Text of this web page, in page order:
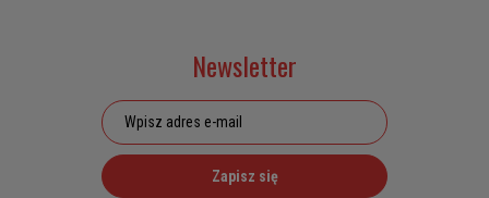
Newsletter
Zapisz się